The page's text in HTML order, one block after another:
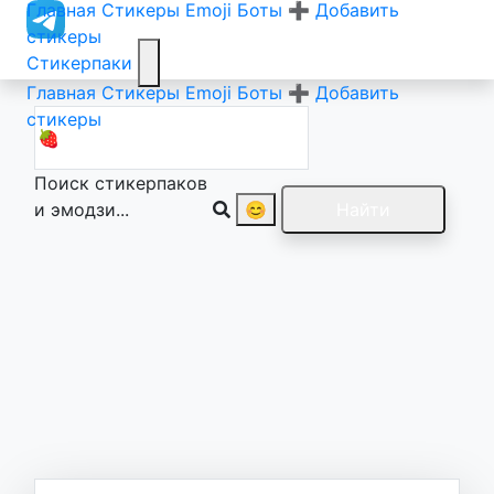
Стикерпаки
Главная Стикеры Emoji Боты ➕ Добавить
стикеры
Главная Стикеры Emoji Боты ➕ Добавить
стикеры
Поиск стикерпаков
и эмодзи...
😊